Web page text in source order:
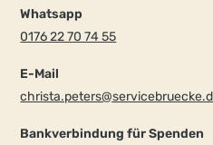
Whatsapp
0176 22 70 74 55
E-Mail
Bankverbindung für Spenden